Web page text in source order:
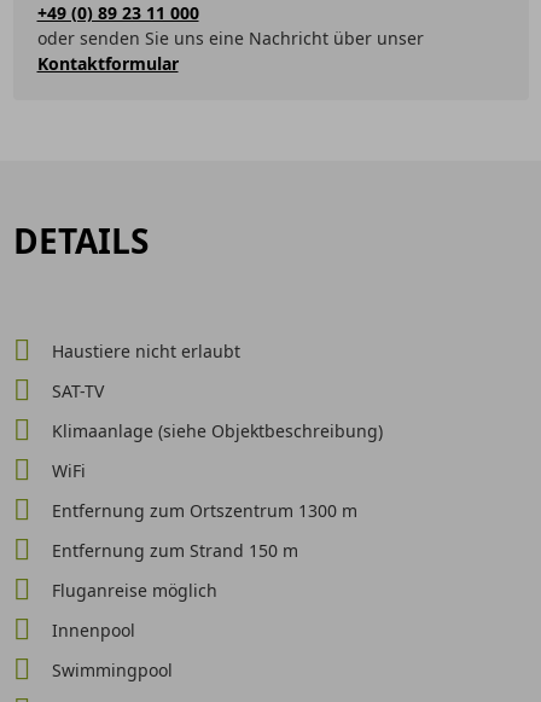
+49 (0) 89 23 11 000
oder senden Sie uns eine Nachricht über unser
Kontaktformular
DETAILS
Haustiere nicht erlaubt
SAT-TV
Klimaanlage (siehe Objektbeschreibung)
WiFi
Entfernung zum Ortszentrum 1300 m
Entfernung zum Strand 150 m
Fluganreise möglich
Innenpool
Swimmingpool